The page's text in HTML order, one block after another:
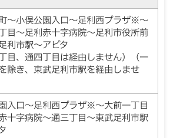
～小俣公園入口～足利西プラザ※～
目～足利赤十字病院～足利市役所前
利市駅～アピタ
丁目、通四丁目は経由しません）（一
除き、東武足利市駅を経由しませ
入口～足利西プラザ※～大前一丁目
十字病院～通三丁目～東武足利市駅